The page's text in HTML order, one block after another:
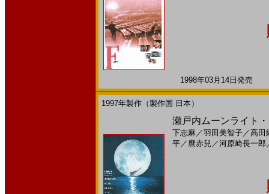
1998年03月14日発売
1997年製作（製作国 日本）
瀬戸内ムーンライト
下志麻 ／羽田美智子／高田
平／ 麿赤兒／河原崎長一郎